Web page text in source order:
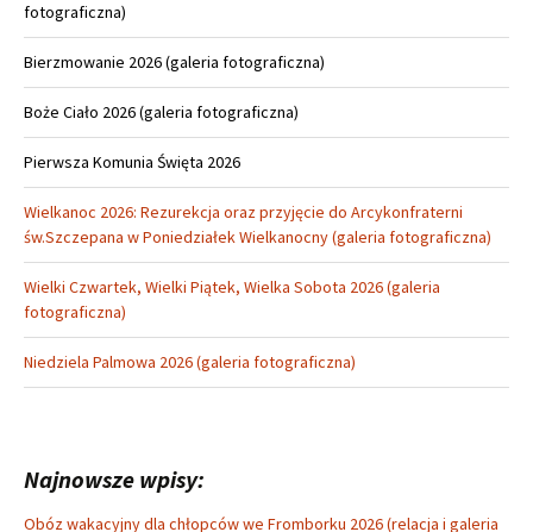
fotograficzna)
Bierzmowanie 2026 (galeria fotograficzna)
Boże Ciało 2026 (galeria fotograficzna)
Pierwsza Komunia Święta 2026
Wielkanoc 2026: Rezurekcja oraz przyjęcie do Arcykonfraterni
św.Szczepana w Poniedziałek Wielkanocny (galeria fotograficzna)
Wielki Czwartek, Wielki Piątek, Wielka Sobota 2026 (galeria
fotograficzna)
Niedziela Palmowa 2026 (galeria fotograficzna)
Najnowsze wpisy:
Obóz wakacyjny dla chłopców we Fromborku 2026 (relacja i galeria